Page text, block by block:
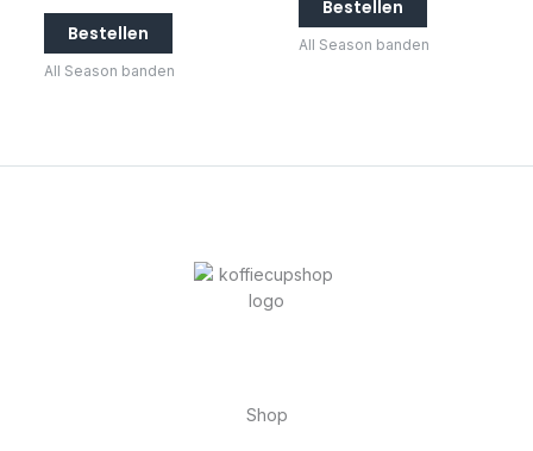
Bestellen
All Season banden
Bestellen
All Season banden
Shop